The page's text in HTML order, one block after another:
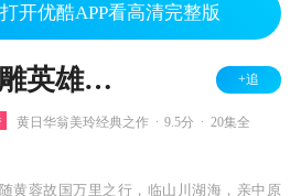
开优酷APP看高清完整版
射雕英雄传之华山论剑 +追
黄日华翁美玲经典之作 9.5分 20集全
黄蓉故国万里之行，临山川湖海，亲中原